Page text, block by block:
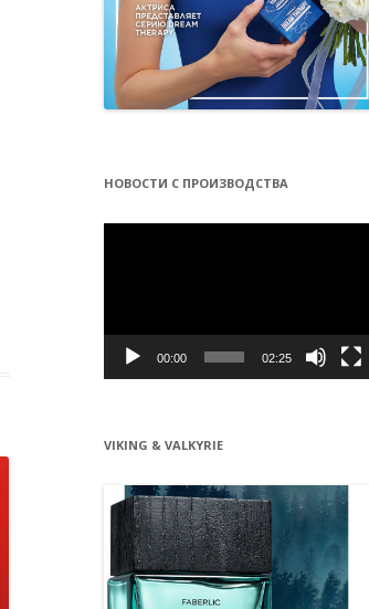
НОВОСТИ С ПРОИЗВОДСТВА
Видеоплеер
00:00 02:25
VIKING & VALKYRIE